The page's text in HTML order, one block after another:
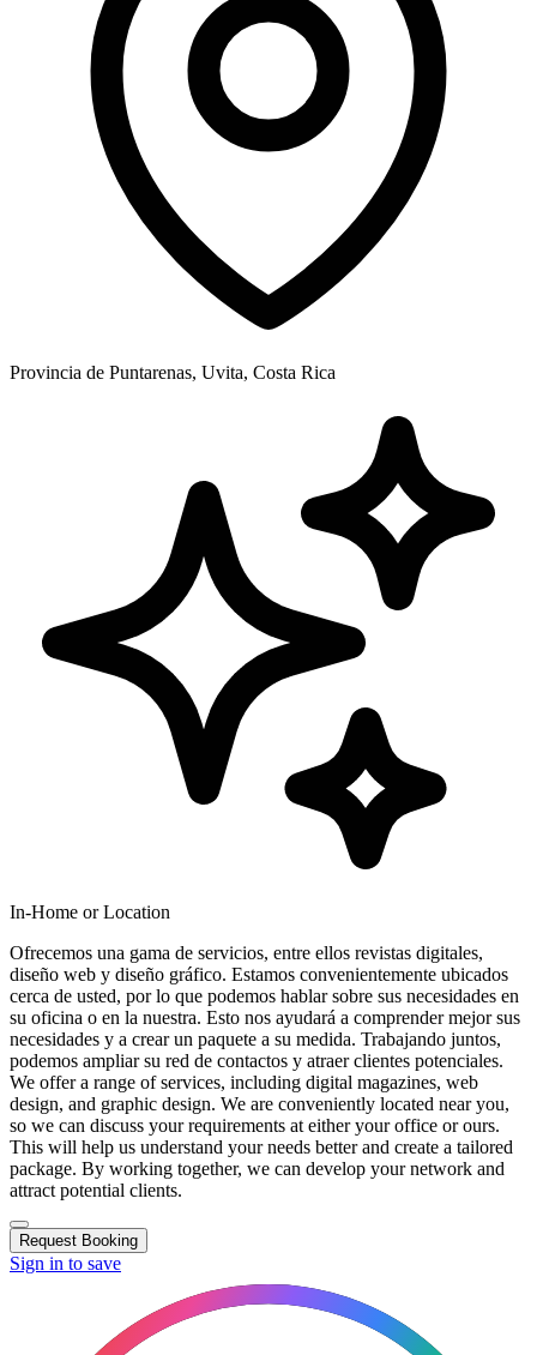
Provincia de Puntarenas, Uvita, Costa Rica
In-Home or Location
Ofrecemos una gama de servicios, entre ellos revistas digitales,
diseño web y diseño gráfico. Estamos convenientemente ubicados
cerca de usted, por lo que podemos hablar sobre sus necesidades en
su oficina o en la nuestra. Esto nos ayudará a comprender mejor sus
necesidades y a crear un paquete a su medida. Trabajando juntos,
podemos ampliar su red de contactos y atraer clientes potenciales.
We offer a range of services, including digital magazines, web
design, and graphic design. We are conveniently located near you,
so we can discuss your requirements at either your office or ours.
This will help us understand your needs better and create a tailored
package. By working together, we can develop your network and
attract potential clients.
Request Booking
Sign in to save